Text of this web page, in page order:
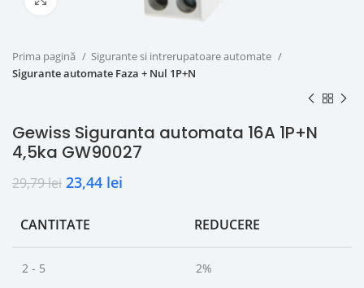
Prima pagină
Sigurante si intrerupatoare automate
Sigurante automate Faza + Nul 1P+N
Gewiss Siguranta automata 16A 1P+N
4,5ka GW90027
29,79lei 23,44 lei
CANTITATE REDUCERE
2 - 5 2%